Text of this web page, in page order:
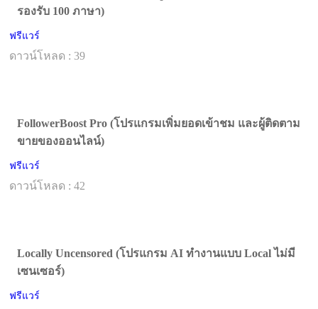
รองรับ 100 ภาษา)
ฟรีแวร์
ดาวน์โหลด : 39
FollowerBoost Pro (โปรแกรมเพิ่มยอดเข้าชม และผู้ติดตาม
ขายของออนไลน์)
ฟรีแวร์
ดาวน์โหลด : 42
Locally Uncensored (โปรแกรม AI ทำงานแบบ Local ไม่มี
เซนเซอร์)
ฟรีแวร์